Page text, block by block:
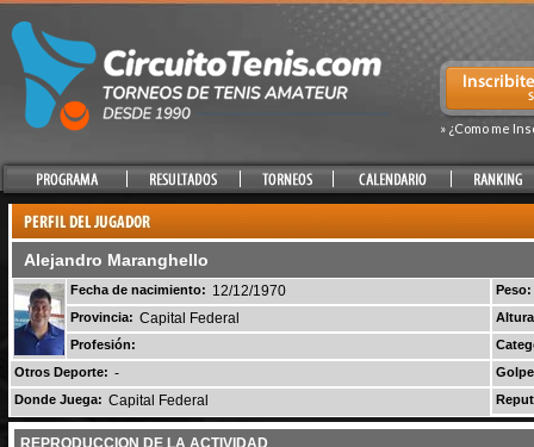
» ¿Como me
Alejandro Maranghello
Fecha de nacimiento: 12/12/1970
Peso:
Provincia: Capital Federal
Profesión:
Otros Deporte: -
Donde Juega: Capital Federal
REPRODUCCION DE LA ACTIVIDAD